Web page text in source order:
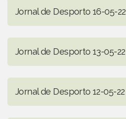
Jornal de Desporto 16-05-22
Jornal de Desporto 13-05-22
Jornal de Desporto 12-05-22